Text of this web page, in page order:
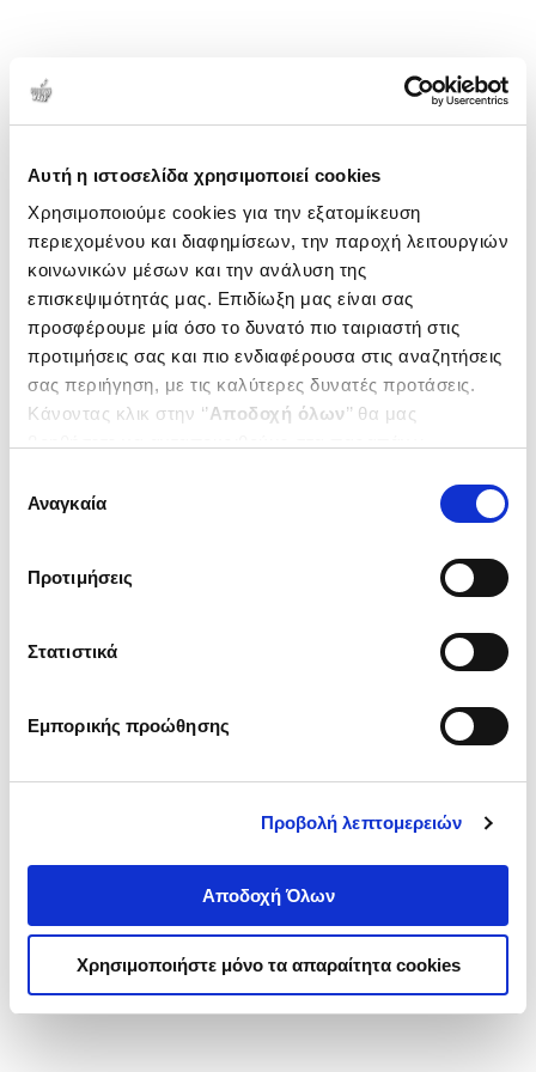
Αυτή η ιστοσελίδα χρησιμοποιεί cookies
Χρησιμοποιούμε cookies για την εξατομίκευση
περιεχομένου και διαφημίσεων, την παροχή λειτουργιών
κοινωνικών μέσων και την ανάλυση της
επισκεψιμότητάς μας. Επιδίωξη μας είναι σας
προσφέρουμε μία όσο το δυνατό πιο ταιριαστή στις
προτιμήσεις σας και πιο ενδιαφέρουσα στις αναζητήσεις
σας περιήγηση, με τις καλύτερες δυνατές προτάσεις.
Κάνοντας κλικ στην ‘’Αποδοχή όλων’’ θα μας
ενδιαφέρουν και να επιλέξετε από τα παρακάτω με την
΄΄και να ενημερωθείτε σχετικά με
συγκατάθεσης
Αναγκαία
Προτιμήσεις
Στατιστικά
Εμπορικής προώθησης
Προβολή λεπτομερειών
Αποδοχή Όλων
Χρησιμοποιήστε μόνο τα απαραίτητα cookies